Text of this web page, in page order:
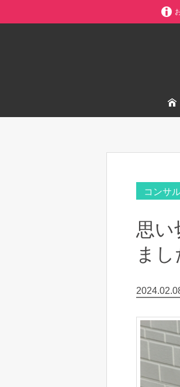
コンサ
思い
まし